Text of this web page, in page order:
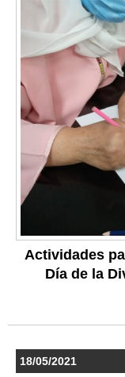
Actividades
Día de la
18/05/2021